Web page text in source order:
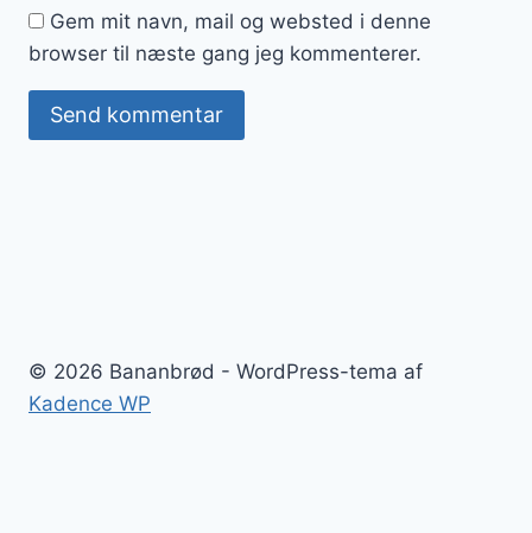
Gem mit navn, mail og websted i denne
browser til næste gang jeg kommenterer.
© 2026 Bananbrød - WordPress-tema af
Kadence WP